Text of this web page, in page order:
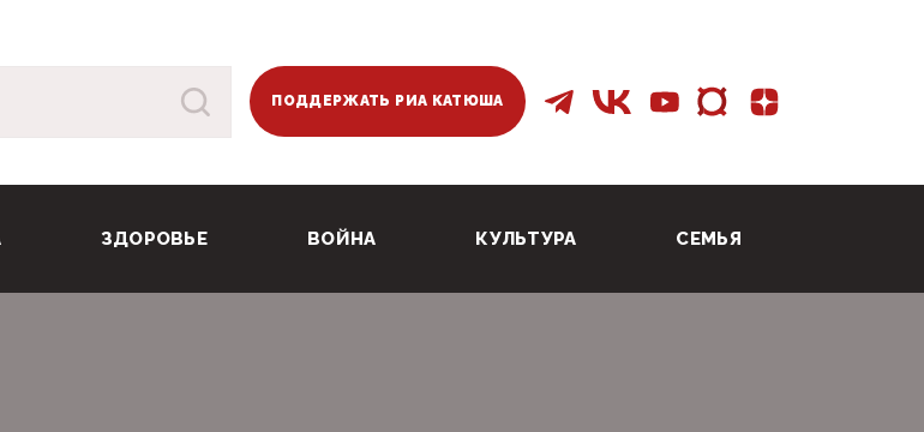
ПОДДЕРЖАТЬ РИА КАТЮША
ЗДОРОВЬЕ ВОЙНА КУЛЬТУРА СЕМЬЯ